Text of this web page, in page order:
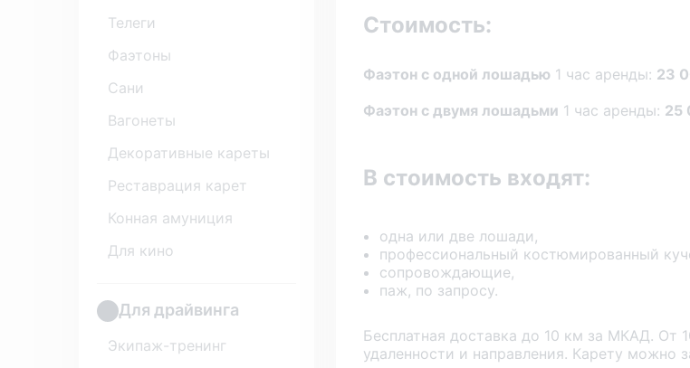
Телеги
Фаэтоны
Сани
Вагонеты
Декоративные кареты
Реставрация карет
Конная амуниция
Для кино
Для драйвинга
Экипаж-тренинг
Стоимость:
Фаэтон с одной лошадью 1 час аренды: 23
Фаэтон с двумя лошадьми 1 час аренды: 25
В стоимость входят:
одна или две лошади,
профессиональный костюмированный
сопровождающие,
паж, по запросу.
Бесплатная доставка до 10 км за МКАД. От
удаленности и направления. Карету можно